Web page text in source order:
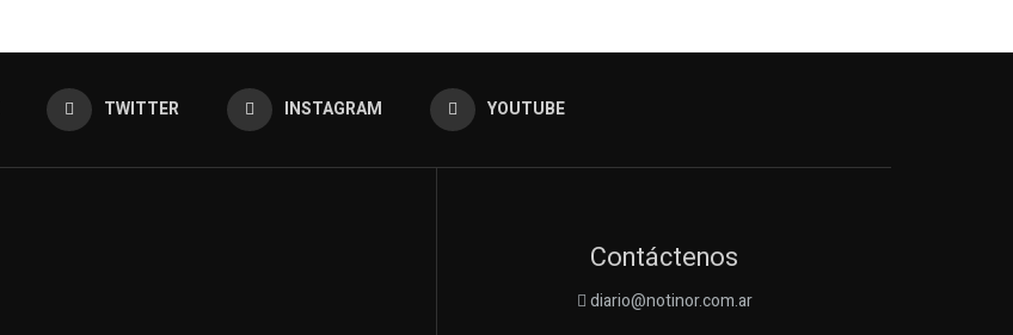
TWITTER INSTAGRAM YOUTUBE
Contáctenos
diario@notinor.com.ar